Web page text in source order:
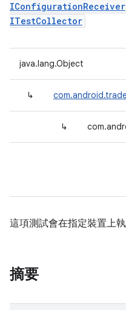
IConfigurationReceiver
ITestCollector
java.lang.Object
↳
↳
這項測試會在指定裝置上
摘要